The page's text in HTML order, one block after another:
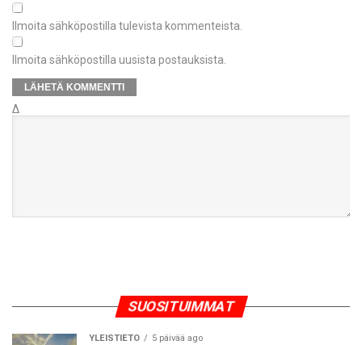
Ilmoita sähköpostilla tulevista kommenteista.
Ilmoita sähköpostilla uusista postauksista.
Δ
SUOSITUIMMAT
YLEISTIETO 5 päivää ago